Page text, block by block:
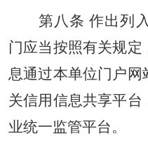
第八条 作出列
门应当按照有关规
息通过本单位门户网
关信用信息共享平
业统一监管平台。